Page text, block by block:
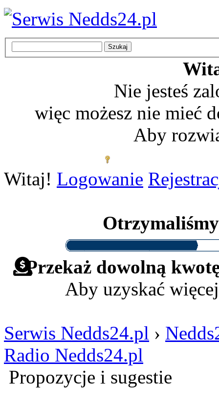
Nie jesteś
więc możesz nie mieć
Aby
Witaj! Logowanie
Przekaż dowolną
Aby uzyskać
Serwis Nedds24.pl ›
Radio Nedds24.pl
Propozycje i sugestie